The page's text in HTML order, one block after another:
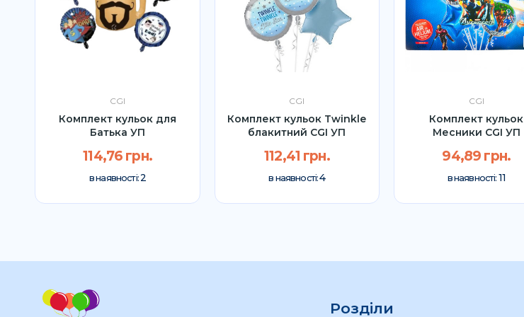
CGI
Комплект кульок для
Батька УП
114,76 грн.
в наявності:2
CGI
Комплект кульок Twinkle
блакитний CGI УП
112,41 грн.
в наявності:4
CGI
Комплект кульок
Месники CGI УП
94,89 грн.
в наявності: 11
Розділи